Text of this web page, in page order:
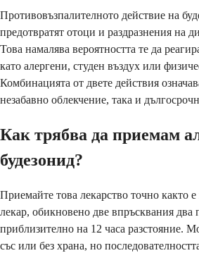
Противовъзпалителното действие на
предотвратят отоци и раздразнения на
Това намалява вероятността те да
като алергени, студен въздух или
Комбинацията от двете действия
незабавно облекчение, така и
Как трябва да приемам
будезонид?
Приемайте това лекарство точно както
лекар, обикновено две впръсквания два
приблизително на 12 часа разстояние.
със или без храна, но